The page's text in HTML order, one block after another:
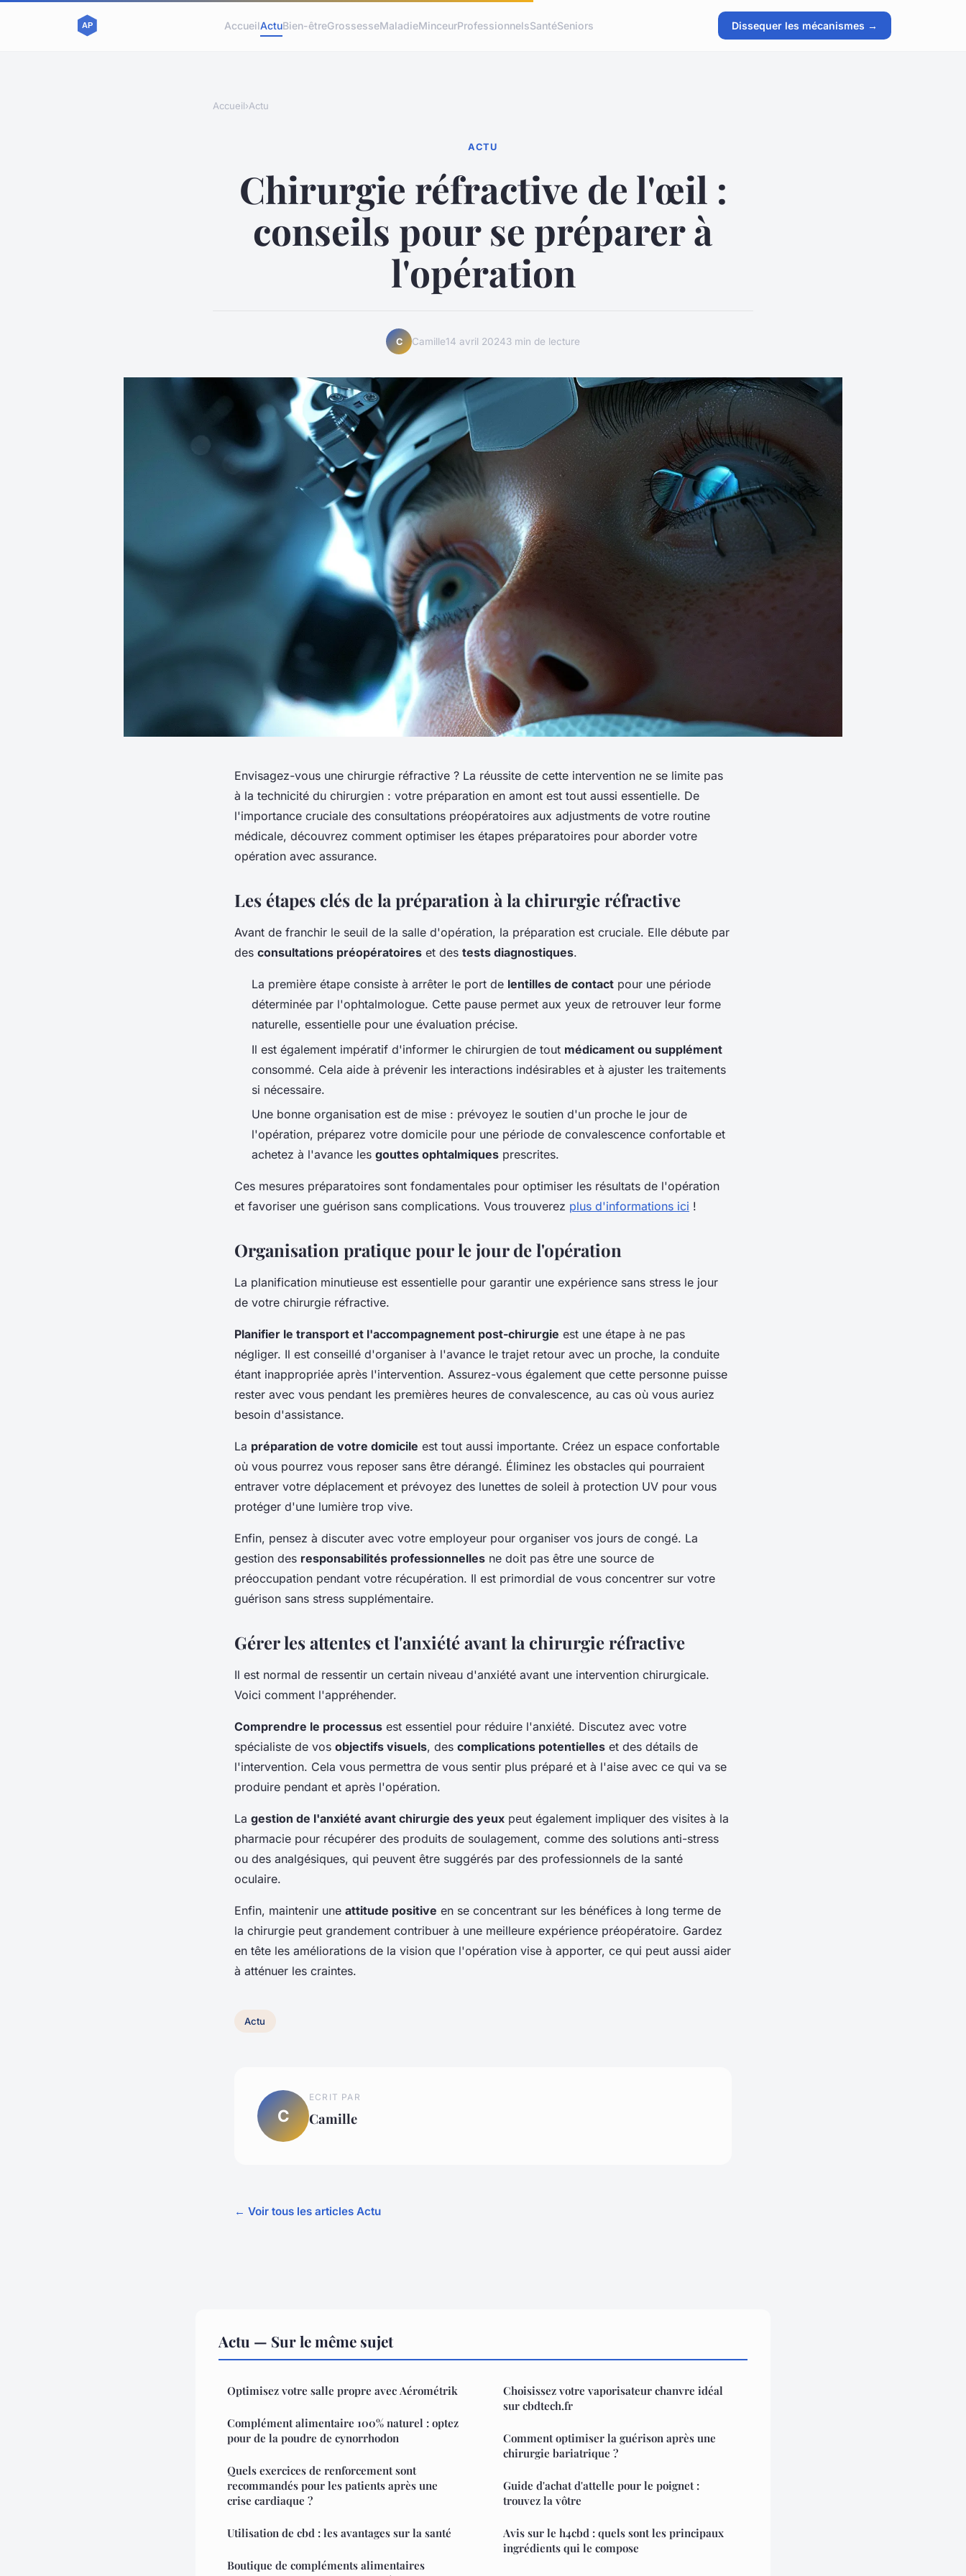
AccueilActuBien-êtreGrossesseMaladieMinceurProfessionnelsSantéSeniors Dissequer les mécanismes →
Accueil›Actu
ACTU
Chirurgie réfractive de l'œil :
conseils pour se préparer à
l'opération
C Camille14 avril 20243 min de lecture
Envisagez-vous une chirurgie réfractive ? La réussite de cette intervention ne se limite pas
à la technicité du chirurgien : votre préparation en amont est tout aussi essentielle. De
l'importance cruciale des consultations préopératoires aux adjustments de votre routine
médicale, découvrez comment optimiser les étapes préparatoires pour aborder votre
opération avec assurance.
Les étapes clés de la préparation à la chirurgie réfractive
Avant de franchir le seuil de la salle d'opération, la préparation est cruciale. Elle débute par
des consultations préopératoires et des tests diagnostiques.
La première étape consiste à arrêter le port de lentilles de contact pour une période
déterminée par l'ophtalmologue. Cette pause permet aux yeux de retrouver leur forme
naturelle, essentielle pour une évaluation précise.
Il est également impératif d'informer le chirurgien de tout médicament ou supplément
consommé. Cela aide à prévenir les interactions indésirables et à ajuster les traitements
si nécessaire.
Une bonne organisation est de mise : prévoyez le soutien d'un proche le jour de
l'opération, préparez votre domicile pour une période de convalescence confortable et
achetez à l'avance les gouttes ophtalmiques prescrites.
Ces mesures préparatoires sont fondamentales pour optimiser les résultats de l'opération
et favoriser une guérison sans complications. Vous trouverez plus d'informations ici !
Organisation pratique pour le jour de l'opération
La planification minutieuse est essentielle pour garantir une expérience sans stress le jour
de votre chirurgie réfractive.
Planifier le transport et l'accompagnement post-chirurgie est une étape à ne pas
négliger. Il est conseillé d'organiser à l'avance le trajet retour avec un proche, la conduite
étant inappropriée après l'intervention. Assurez-vous également que cette personne puisse
rester avec vous pendant les premières heures de convalescence, au cas où vous auriez
besoin d'assistance.
La préparation de votre domicile est tout aussi importante. Créez un espace confortable
où vous pourrez vous reposer sans être dérangé. Éliminez les obstacles qui pourraient
entraver votre déplacement et prévoyez des lunettes de soleil à protection UV pour vous
protéger d'une lumière trop vive.
Enfin, pensez à discuter avec votre employeur pour organiser vos jours de congé. La
gestion des responsabilités professionnelles ne doit pas être une source de
préoccupation pendant votre récupération. Il est primordial de vous concentrer sur votre
guérison sans stress supplémentaire.
Gérer les attentes et l'anxiété avant la chirurgie réfractive
Il est normal de ressentir un certain niveau d'anxiété avant une intervention chirurgicale.
Voici comment l'appréhender.
Comprendre le processus est essentiel pour réduire l'anxiété. Discutez avec votre
spécialiste de vos objectifs visuels, des complications potentielles et des détails de
l'intervention. Cela vous permettra de vous sentir plus préparé et à l'aise avec ce qui va se
produire pendant et après l'opération.
La gestion de l'anxiété avant chirurgie des yeux peut également impliquer des visites à la
pharmacie pour récupérer des produits de soulagement, comme des solutions anti-stress
ou des analgésiques, qui peuvent être suggérés par des professionnels de la santé
oculaire.
Enfin, maintenir une attitude positive en se concentrant sur les bénéfices à long terme de
la chirurgie peut grandement contribuer à une meilleure expérience préopératoire. Gardez
en tête les améliorations de la vision que l'opération vise à apporter, ce qui peut aussi aider
à atténuer les craintes.
Actu
C
ECRIT PAR
Camille
← Voir tous les articles Actu
Actu — Sur le même sujet
Optimisez votre salle propre avec Aérométrik
Complément alimentaire 100% naturel : optez
pour de la poudre de cynorrhodon
Quels exercices de renforcement sont
recommandés pour les patients après une
crise cardiaque ?
Utilisation de cbd : les avantages sur la santé
Boutique de compléments alimentaires
Choisissez votre vaporisateur chanvre idéal
sur cbdtech.fr
Comment optimiser la guérison après une
chirurgie bariatrique ?
Guide d'achat d'attelle pour le poignet :
trouvez la vôtre
Avis sur le h4cbd : quels sont les principaux
ingrédients qui le compose